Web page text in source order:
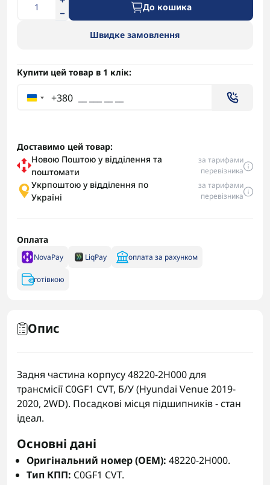
До кошика
Швидке замовлення
Купити цей товар в 1 клік:
+380
Доставимо цей товар:
Новою Поштою у відділення та
поштомати
за тарифами
перевізника
Укрпоштою у відділення по
Україні
за тарифами
перевізника
Оплата
NovaPay LiqPay оплата за рахунком
готівкою
Опис
Задня частина корпусу 48220-2H000 для
трансмісії C0GF1 CVT, Б/У (Hyundai Venue 2019-
2020, 2WD). Посадкові місця підшипників - стан
ідеал.
Основні дані
Оригінальний номер (OEM): 48220-2H000.
Тип КПП: C0GF1 CVT.